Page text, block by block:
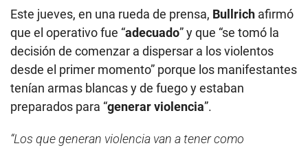
Este jueves, en una rueda de prensa, Bullrich afirmó
que el operativo fue “adecuado” y que “se tomó la
decisión de comenzar a dispersar a los violentos
desde el primer momento” porque los manifestantes
tenían armas blancas y de fuego y estaban
preparados para “generar violencia”.
“Los que generan violencia van a tener como